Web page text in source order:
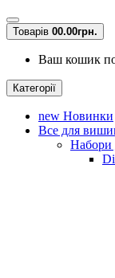
Товарів 00.00грн.
Ваш кошик
Категорії
new Новинки
Все для
Набори